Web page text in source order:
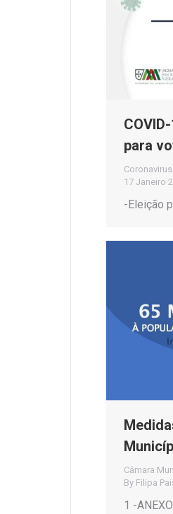
para
17 Janeiro
-Eleição
Câmara
By Filipa
1 -